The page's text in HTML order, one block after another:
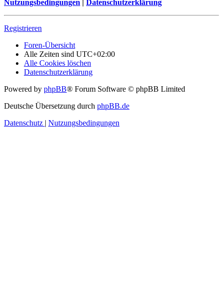
Nutzungsbedingungen | Datenschutzerklärung
Registrieren
Foren-Übersicht
Alle Zeiten sind UTC+02:00
Alle Cookies löschen
Datenschutzerklärung
Powered by phpBB® Forum Software © phpBB Limited
Deutsche Übersetzung durch phpBB.de
Datenschutz | Nutzungsbedingungen